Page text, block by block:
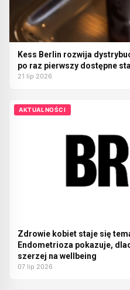
Kess Berlin rozwija
po raz pierwszy dostępne
21 lip 2026
AKTUALNOŚCI
Zdrowie kobiet staje się
Endometrioza pokazuje,
szerzej na wellbeing
07 lip 2026